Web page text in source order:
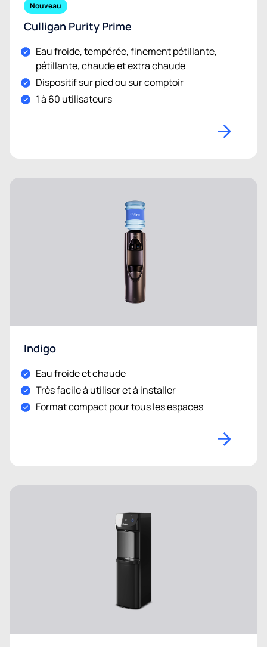
Nouveau
Culligan Purity Prime
Eau froide, tempérée, finement pétillante,
pétillante, chaude et extra chaude
Dispositif sur pied ou sur comptoir
1 à 60 utilisateurs
Indigo
Eau froide et chaude
Très facile à utiliser et à installer
Format compact pour tous les espaces